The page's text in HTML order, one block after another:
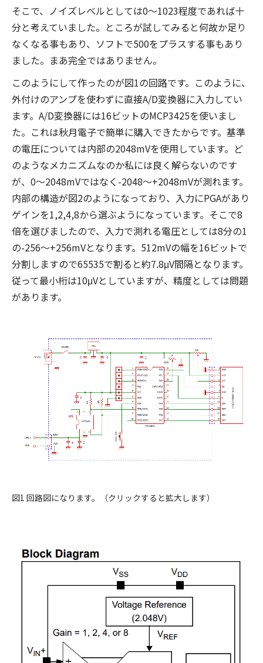
そこで、ノイズレベルとしては0～1023程度であれば十
分と考えていました。ところが試してみると何故か足り
なくなる事もあり、ソフトで500をプラスする事もあり
ました。まあ完全ではありません。
このようにして作ったのが図1の回路です。このように、
外付けのアンプを使わずに直接A/D変換器に入力してい
ます。A/D変換器には16ビットのMCP3425を使いまし
た。これは秋月電子で簡単に購入できたからです。基準
の電圧については内部の2048mVを使用しています。ど
のようなメカニズムなのか私には良く解らないのです
が、0～2048mVではなく-2048～+2048mVが測れます。
内部の構造が図2のようになっており、入力にPGAがあり
ゲインを1,2,4,8から選ぶようになっています。そこで8
倍を選びましたので、入力で測れる電圧としては8分の1
の-256～+256mVとなります。512mVの幅を16ビットで
分割しますので65535で割ると約7.8μV間隔となります。
従って最小桁は10μVとしていますが、精度としては問題
があります。
図1 回路図になります。（クリックすると拡大します）